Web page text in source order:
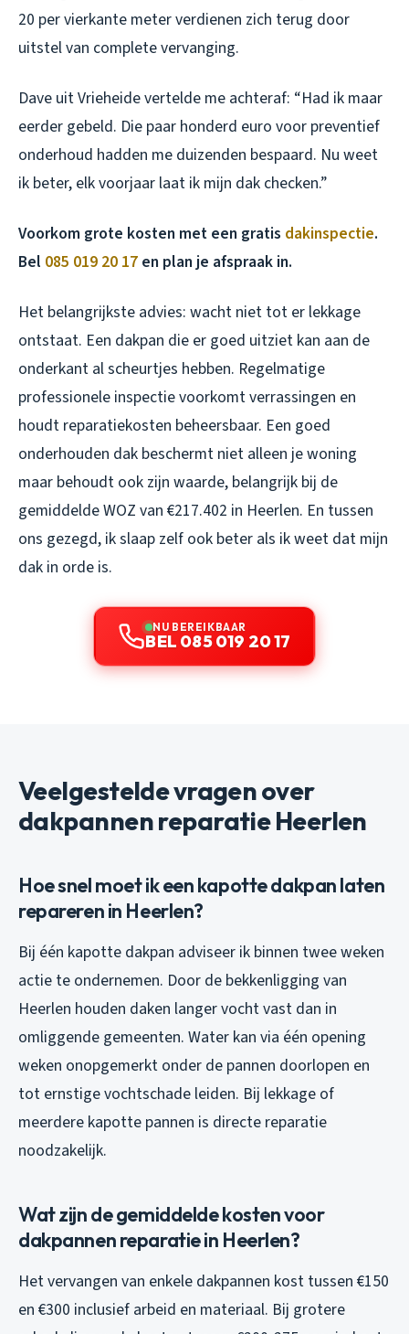
20 per vierkante meter verdienen zich terug door
uitstel van complete vervanging.
Dave uit Vrieheide vertelde me achteraf: “Had ik maar
eerder gebeld. Die paar honderd euro voor preventief
onderhoud hadden me duizenden bespaard. Nu weet
ik beter, elk voorjaar laat ik mijn dak checken.”
Voorkom grote kosten met een gratis dakinspectie.
Bel 085 019 20 17 en plan je afspraak in.
Het belangrijkste advies: wacht niet tot er lekkage
ontstaat. Een dakpan die er goed uitziet kan aan de
onderkant al scheurtjes hebben. Regelmatige
professionele inspectie voorkomt verrassingen en
houdt reparatiekosten beheersbaar. Een goed
onderhouden dak beschermt niet alleen je woning
maar behoudt ook zijn waarde, belangrijk bij de
gemiddelde WOZ van €217.402 in Heerlen. En tussen
ons gezegd, ik slaap zelf ook beter als ik weet dat mijn
dak in orde is.
NU BEREIKBAAR
BEL 085 019 20 17
Veelgestelde vragen over
dakpannen reparatie Heerlen
Hoe snel moet ik een kapotte dakpan laten
repareren in Heerlen?
Bij één kapotte dakpan adviseer ik binnen twee weken
actie te ondernemen. Door de bekkenligging van
Heerlen houden daken langer vocht vast dan in
omliggende gemeenten. Water kan via één opening
weken onopgemerkt onder de pannen doorlopen en
tot ernstige vochtschade leiden. Bij lekkage of
meerdere kapotte pannen is directe reparatie
noodzakelijk.
Wat zijn de gemiddelde kosten voor
dakpannen reparatie in Heerlen?
Het vervangen van enkele dakpannen kost tussen €150
en €300 inclusief arbeid en materiaal. Bij grotere